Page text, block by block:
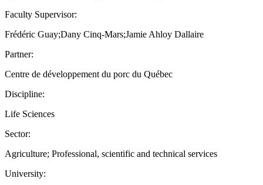
Faculty Supervisor:
Frédéric Guay;Dany Cinq-Mars;Jamie Ahloy Dallaire
Partner:
Centre de développement du porc du Québec
Discipline:
Life Sciences
Sector:
Agriculture; Professional, scientific and technical services
University: